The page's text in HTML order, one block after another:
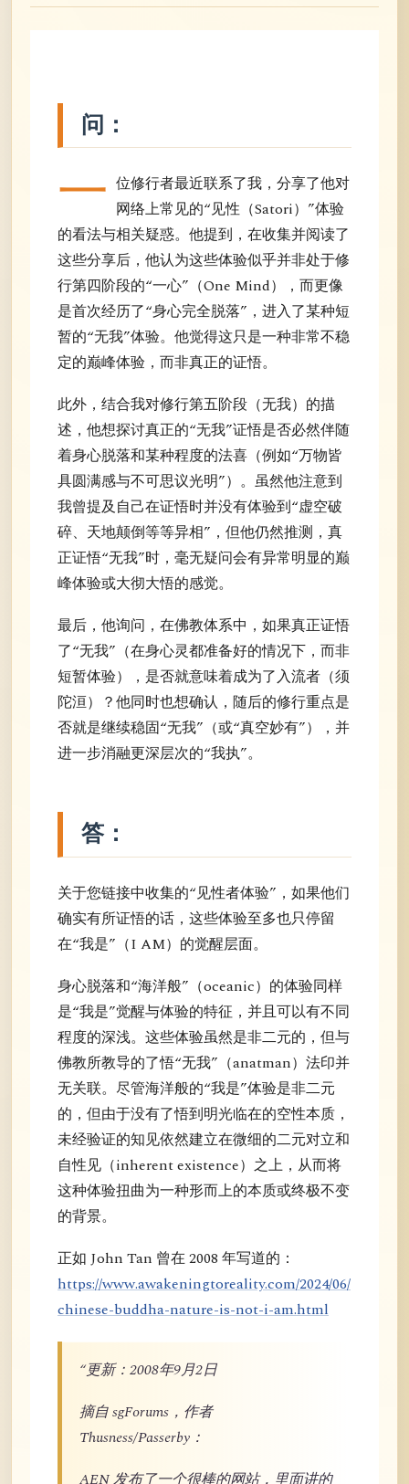
问：
一 位修行者最近联系了我，分享了他对
网络上常见的“见性（Satori）”体验
的看法与相关疑惑。他提到，在收集并阅读了
这些分享后，他认为这些体验似乎并非处于修
行第四阶段的“一心”（One Mind），而更像
是首次经历了“身心完全脱落”，进入了某种短
暂的“无我”体验。他觉得这只是一种非常不稳
定的巅峰体验，而非真正的证悟。
此外，结合我对修行第五阶段（无我）的描
述，他想探讨真正的“无我”证悟是否必然伴随
着身心脱落和某种程度的法喜（例如“万物皆
具圆满感与不可思议光明”）。虽然他注意到
我曾提及自己在证悟时并没有体验到“虚空破
碎、天地颠倒等等异相”，但他仍然推测，真
正证悟“无我”时，毫无疑问会有异常明显的巅
峰体验或大彻大悟的感觉。
最后，他询问，在佛教体系中，如果真正证悟
了“无我”（在身心灵都准备好的情况下，而非
短暂体验），是否就意味着成为了入流者（须
陀洹）？他同时也想确认，随后的修行重点是
否就是继续稳固“无我”（或“真空妙有”），并
进一步消融更深层次的“我执”。
答：
关于您链接中收集的“见性者体验”，如果他们
确实有所证悟的话，这些体验至多也只停留
在“我是”（I AM）的觉醒层面。
身心脱落和“海洋般”（oceanic）的体验同样
是“我是”觉醒与体验的特征，并且可以有不同
程度的深浅。这些体验虽然是非二元的，但与
佛教所教导的了悟“无我”（anatman）法印并
无关联。尽管海洋般的“我是”体验是非二元
的，但由于没有了悟到明光临在的空性本质，
未经验证的知见依然建立在微细的二元对立和
自性见（inherent existence）之上，从而将
这种体验扭曲为一种形而上的本质或终极不变
的背景。
正如 John Tan 曾在 2008 年写道的：
https://www.awakeningtoreality.com/2024/06/
chinese-buddha-nature-is-not-i-am.html
“更新：2008年9月2日
摘自 sgForums，作者
Thusness/Passerby：
AEN 发布了一个很棒的网站，里面讲的